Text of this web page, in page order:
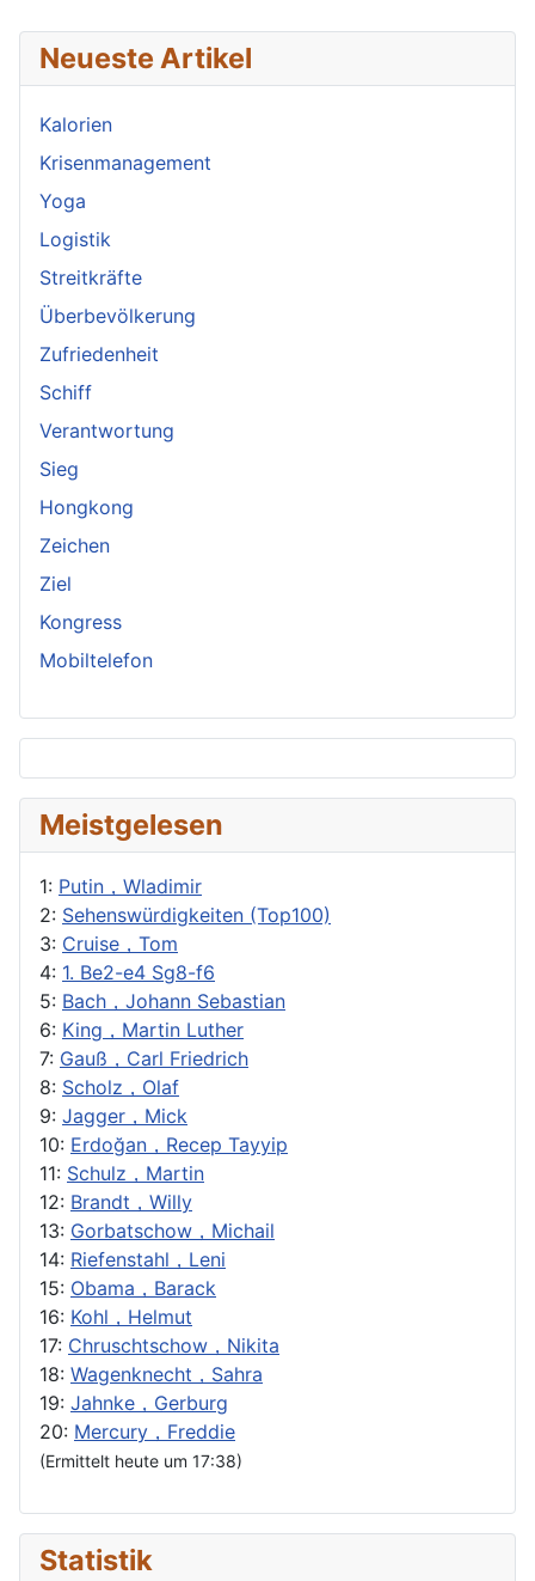
Neueste Artikel
Kalorien
Krisenmanagement
Yoga
Logistik
Streitkräfte
Überbevölkerung
Zufriedenheit
Schiff
Verantwortung
Sieg
Hongkong
Zeichen
Ziel
Kongress
Mobiltelefon
Meistgelesen
1: Putin，Wladimir
2: Sehenswürdigkeiten (Top100)
3: Cruise，Tom
4: 1. Be2-e4 Sg8-f6
5: Bach，Johann Sebastian
6: King，Martin Luther
7: Gauß，Carl Friedrich
8: Scholz，Olaf
9: Jagger，Mick
10: Erdoğan，Recep Tayyip
11: Schulz，Martin
12: Brandt，Willy
13: Gorbatschow，Michail
14: Riefenstahl，Leni
15: Obama，Barack
16: Kohl，Helmut
17: Chruschtschow，Nikita
18: Wagenknecht，Sahra
19: Jahnke，Gerburg
20: Mercury，Freddie
(Ermittelt heute um 17:38)
Statistik